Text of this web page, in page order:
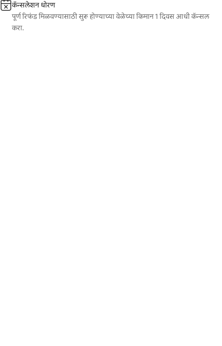
कॅन्सलेशन धोरण
पूर्ण रिफंड मिळवण्यासाठी सुरू होण्याच्या वेळेच्या किमान 1 दिवस आधी कॅन्सल
करा.